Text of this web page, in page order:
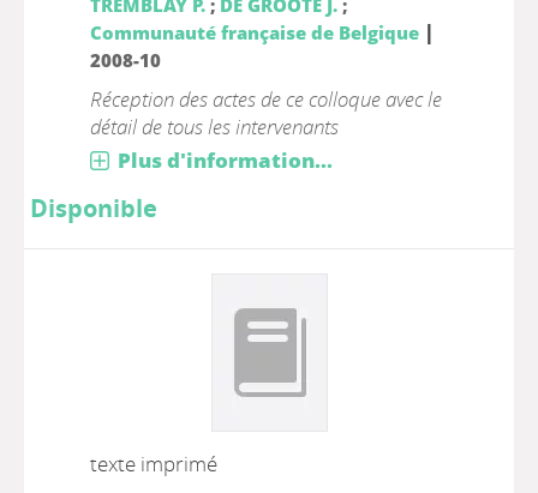
TREMBLAY P.; DE GROOTE J.;
Communauté française de Belgique |
2008-10
Réception des actes de ce colloque avec le
détail de tous les intervenants
Plus d'information...
Disponible
texte imprimé